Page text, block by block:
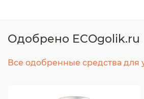
Одобрено ECOgolik.ru
Все одобренные средства для